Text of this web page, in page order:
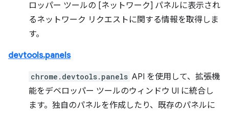
ロッパー ツールの [ネットワーク] パネルに表示され
るネットワーク リクエストに関する情報を取得しま
す。
devtools.panels
chrome.devtools.panels API を使用して、拡張機
能をデベロッパー ツールのウィンドウ UI に統合し
ます。独自のパネルを作成したり、既存のパネルに